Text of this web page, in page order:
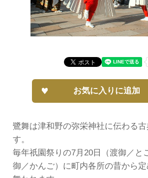
鷺舞は津和野の弥栄神社に伝わる
す。
毎年祇園祭りの7月20日（渡御／と
御／かんご）に町内各所の昔から
お気に入りに追加